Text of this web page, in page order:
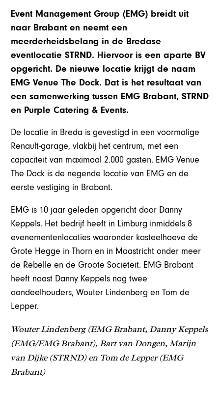
Event Management Group (EMG) breidt uit
naar Brabant en neemt een
meerderheidsbelang in de Bredase
eventlocatie STRND. Hiervoor is een aparte BV
opgericht. De nieuwe locatie krijgt de naam
EMG Venue The Dock. Dat is het resultaat van
een samenwerking tussen EMG Brabant, STRND
en Purple Catering & Events.
De locatie in Breda is gevestigd in een voormalige
Renault-garage, vlakbij het centrum, met een
capaciteit van maximaal 2.000 gasten. EMG Venue
The Dock is de negende locatie van EMG en de
eerste vestiging in Brabant.
EMG is 10 jaar geleden opgericht door Danny
Keppels. Het bedrijf heeft in Limburg inmiddels 8
evenementenlocaties waaronder kasteelhoeve de
Grote Hegge in Thorn en in Maastricht onder meer
de Rebelle en de Groote Sociëteit. EMG Brabant
heeft naast Danny Keppels nog twee
aandeelhouders, Wouter Lindenberg en Tom de
Lepper.
Wouter Lindenberg (EMG Brabant, Danny Keppels
(EMG/EMG Brabant), Bart van Dongen, Marijn
van Dijke (STRND) en Tom de Lepper (EMG
Brabant)